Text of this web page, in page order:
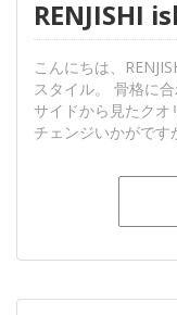
RENJISHI
こんにちは、
スタイル。 骨格に
サイドから見たクオ
チェンジいかがで